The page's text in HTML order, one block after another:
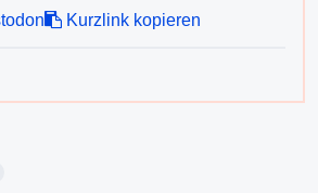
Kurzlink kopieren